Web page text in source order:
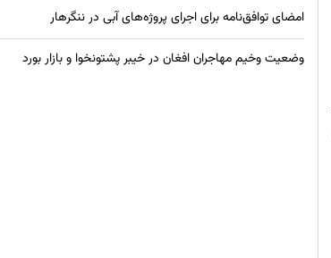
امضای توافق‌نامه برای اجرای پروژه‌های آبی در ننگرهار
وضعیت وخیم مهاجران افغان در خیبر پشتونخوا و بازار بورد